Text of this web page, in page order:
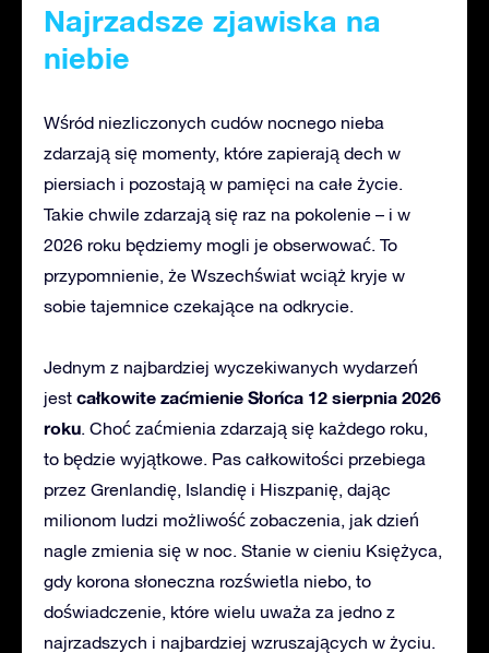
Najrzadsze zjawiska na
niebie
Wśród niezliczonych cudów nocnego nieba
zdarzają się momenty, które zapierają dech w
piersiach i pozostają w pamięci na całe życie.
Takie chwile zdarzają się raz na pokolenie – i w
2026 roku będziemy mogli je obserwować. To
przypomnienie, że Wszechświat wciąż kryje w
sobie tajemnice czekające na odkrycie.
Jednym z najbardziej wyczekiwanych wydarzeń
jest całkowite zaćmienie Słońca 12 sierpnia 2026
roku. Choć zaćmienia zdarzają się każdego roku,
to będzie wyjątkowe. Pas całkowitości przebiega
przez Grenlandię, Islandię i Hiszpanię, dając
milionom ludzi możliwość zobaczenia, jak dzień
nagle zmienia się w noc. Stanie w cieniu Księżyca,
gdy korona słoneczna rozświetla niebo, to
doświadczenie, które wielu uważa za jedno z
najrzadszych i najbardziej wzruszających w życiu.